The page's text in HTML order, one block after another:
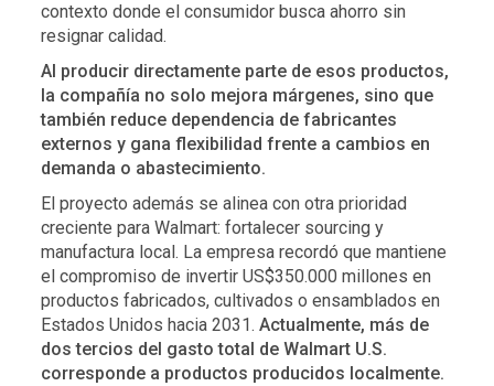
contexto donde el consumidor busca ahorro sin
resignar calidad.
Al producir directamente parte de esos productos,
la compañía no solo mejora márgenes, sino que
también reduce dependencia de fabricantes
externos y gana flexibilidad frente a cambios en
demanda o abastecimiento.
El proyecto además se alinea con otra prioridad
creciente para Walmart: fortalecer sourcing y
manufactura local. La empresa recordó que mantiene
el compromiso de invertir US$350.000 millones en
productos fabricados, cultivados o ensamblados en
Estados Unidos hacia 2031.Actualmente, más de
dos tercios del gasto total de Walmart U.S.
corresponde a productos producidos localmente.